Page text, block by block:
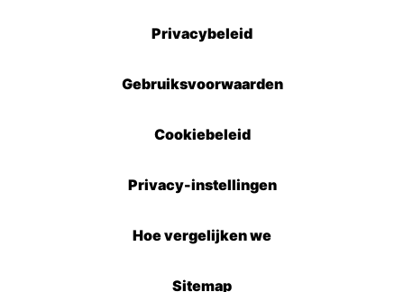
Privacybeleid
Gebruiksvoorwaarden
Cookiebeleid
Privacy-instellingen
Hoe vergelijken we
Sitemap